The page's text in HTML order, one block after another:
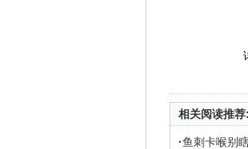
相关阅读推荐:
·鱼刺卡喉别